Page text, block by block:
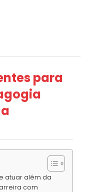
para
atuar além da
com